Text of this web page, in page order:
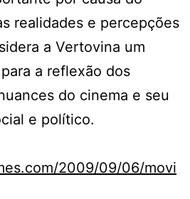
realidades e percepções
a Vertovina um
a reflexão dos
do cinema e seu
e político.
2009/09/06/movi